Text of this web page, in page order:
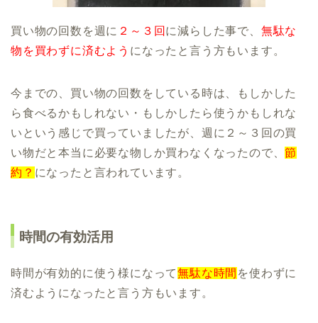
買い物の回数を週に ２～３回 に減らした事で、 無駄な
物を買わずに済むよう になったと言う方もいます。
今までの、買い物の回数をしている時は、もしかした
ら食べるかもしれない・もしかしたら使うかもしれな
いという感じで買っていましたが、週に２～３回の買
い物だと本当に必要な物しか買わなくなったので、節
約？ になったと言われています。
時間の有効活用
時間が有効的に使う様になって無駄な時間 を使わずに
済むようになったと言う方もいます。